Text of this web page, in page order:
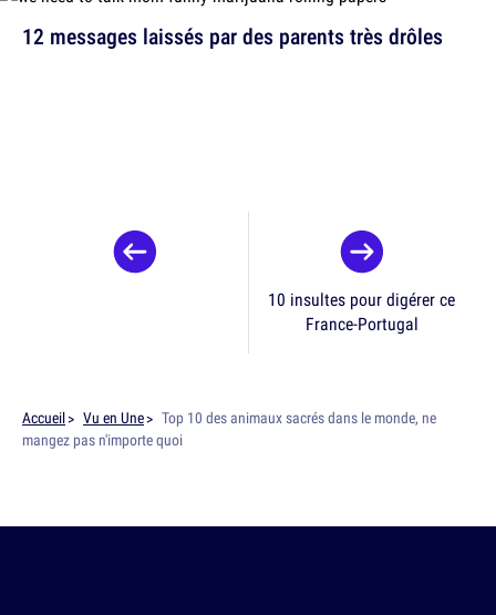
12 messages laissés par des parents très drôles
10 insultes pour digérer ce
France-Portugal
Accueil Vu en Une
Top 10 des animaux sacrés dans le monde, ne
mangez pas n'importe quoi